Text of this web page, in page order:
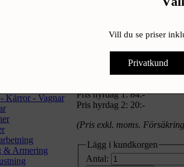
Vill du se priser
Privatkund
Kärror - Vagnar
& Armering
Borrmaskin
Pris hyrdag 1:84:-
Pris hyrdag 2: 20:-
(Pris exkl. moms.
Lägg i kundkorgen
Antal: